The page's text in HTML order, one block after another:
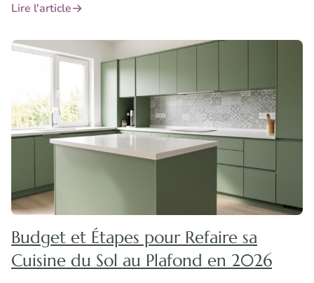
Lire l'article
Budget et Étapes pour Refaire sa
Cuisine du Sol au Plafond en 2026